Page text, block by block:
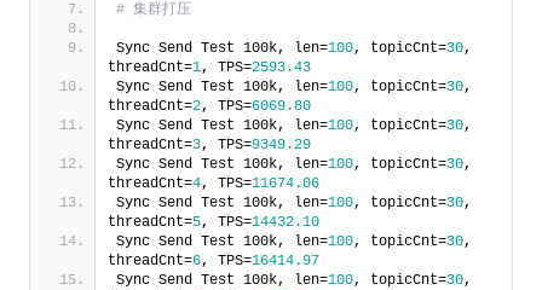
# 集群打压
Sync Send Test 100k, len=100, topicCnt=30,
threadCnt=1, TPS=2593.43
Sync Send Test 100k, len=100, topicCnt=30,
threadCnt=2, TPS=6069.80
Sync Send Test 100k, len=100, topicCnt=30,
threadCnt=3, TPS=9349.29
Sync Send Test 100k, len=100, topicCnt=30,
threadCnt=4, TPS=11674.06
Sync Send Test 100k, len=100, topicCnt=30,
threadCnt=5, TPS=14432.10
Sync Send Test 100k, len=100, topicCnt=30,
threadCnt=6, TPS=16414.97
Sync Send Test 100k, len=100, topicCnt=30,